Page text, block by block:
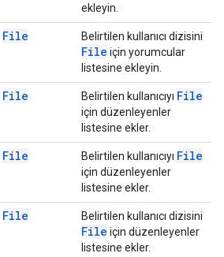
ekleyin.
File Belirtilen kullanıcı dizisini
File için yorumcular
listesine ekleyin.
File Belirtilen kullanıcıyı File
için düzenleyenler
listesine ekler.
File Belirtilen kullanıcıyı File
için düzenleyenler
listesine ekler.
File Belirtilen kullanıcı dizisini
File için düzenleyenler
listesine ekler.